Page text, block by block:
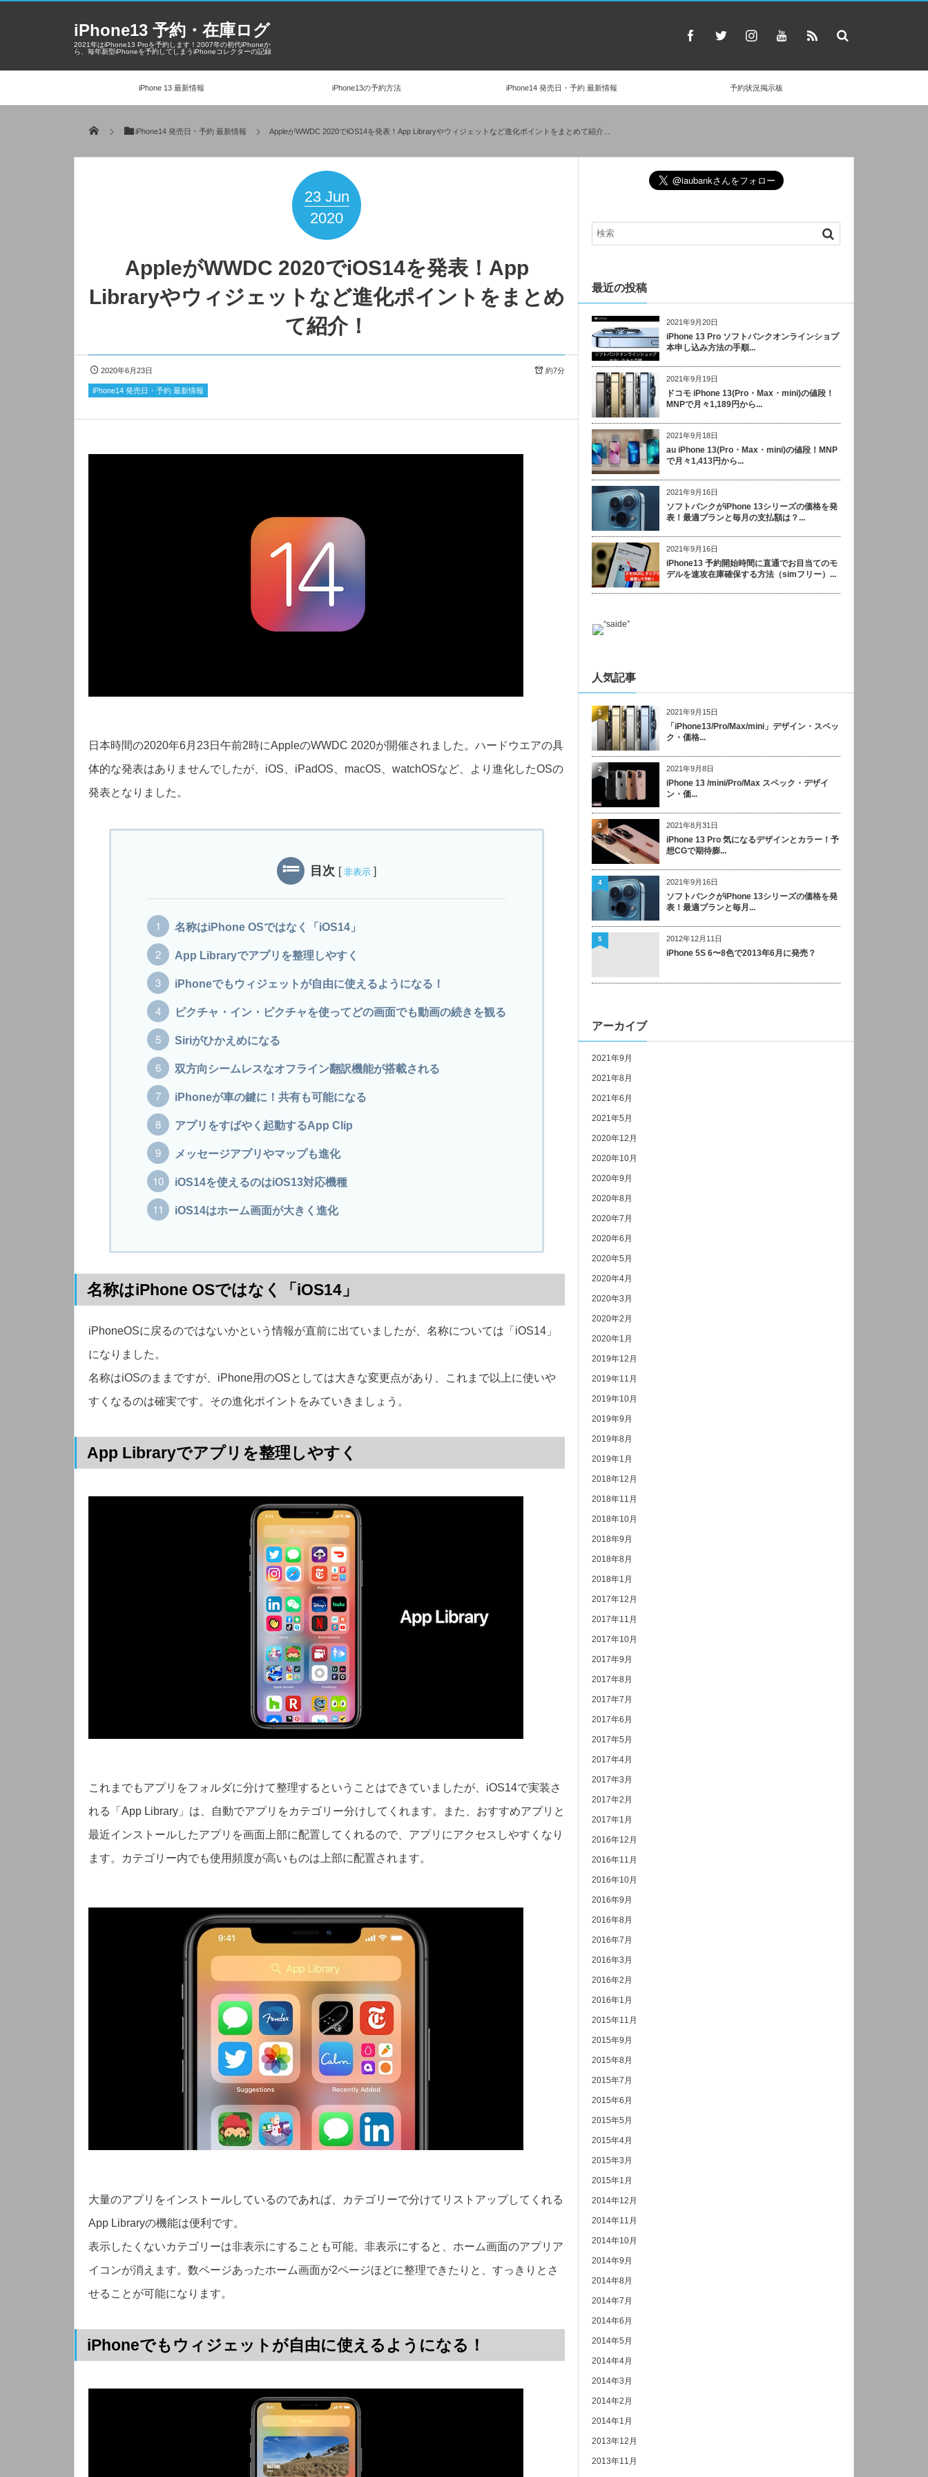
iPhone13 予約・在庫ログ
2021年はiPhone13 Proを予約します！2007年の初代iPhoneか
ら、毎年新型iPhoneを予約してしまうiPhoneコレクターの記録
iPhone 13 最新情報 iPhone13の予約方法 iPhone14 発売日・予約 最新情報 予約状況掲示板
iPhone14 発売日・予約 最新情報 AppleがWWDC 2020でiOS14を発表！App Libraryやウィジェットなど進化ポイントをまとめて紹介...
23 Jun
2020
AppleがWWDC 2020でiOS14を発表！App
Libraryやウィジェットなど進化ポイントをまとめ
て紹介！
2020年6月23日 約7分
iPhone14 発売日・予約 最新情報
日本時間の2020年6月23日午前2時にAppleのWWDC 2020が開催されました。ハードウエアの具
体的な発表はありませんでしたが、iOS、iPadOS、macOS、watchOSなど、より進化したOSの
発表となりました。
目次 [ 非表示 ]
名称はiPhone OSではなく「iOS14」
App Libraryでアプリを整理しやすく
iPhoneでもウィジェットが自由に使えるようになる！
ピクチャ・イン・ピクチャを使ってどの画面でも動画の続きを観る
Siriがひかえめになる
双方向シームレスなオフライン翻訳機能が搭載される
iPhoneが車の鍵に！共有も可能になる
アプリをすばやく起動するApp Clip
メッセージアプリやマップも進化
iOS14を使えるのはiOS13対応機種
iOS14はホーム画面が大きく進化
名称はiPhone OSではなく「iOS14」
iPhoneOSに戻るのではないかという情報が直前に出ていましたが、名称については「iOS14」
になりました。
名称はiOSのままですが、iPhone用のOSとしては大きな変更点があり、これまで以上に使いや
すくなるのは確実です。その進化ポイントをみていきましょう。
App Libraryでアプリを整理しやすく
これまでもアプリをフォルダに分けて整理するということはできていましたが、iOS14で実装さ
れる「App Library」は、自動でアプリをカテゴリー分けしてくれます。また、おすすめアプリと
最近インストールしたアプリを画面上部に配置してくれるので、アプリにアクセスしやすくなり
ます。カテゴリー内でも使用頻度が高いものは上部に配置されます。
大量のアプリをインストールしているのであれば、カテゴリーで分けてリストアップしてくれる
App Libraryの機能は便利です。
表示したくないカテゴリーは非表示にすることも可能。非表示にすると、ホーム画面のアプリア
イコンが消えます。数ページあったホーム画面が2ページほどに整理できたりと、すっきりとさ
せることが可能になります。
iPhoneでもウィジェットが自由に使えるようになる！
最近の投稿
2021年9月20日
iPhone 13 Pro ソフトバンクオンラインショプ
本申し込み方法の手順...
2021年9月19日
ドコモ iPhone 13(Pro・Max・mini)の値段！
MNPで月々1,189円から...
2021年9月18日
au iPhone 13(Pro・Max・mini)の値段！MNP
で月々1,413円から...
2021年9月16日
ソフトバンクがiPhone 13シリーズの価格を発
表！最適プランと毎月の支払額は？...
2021年9月16日
iPhone13 予約開始時間に直通でお目当てのモ
デルを速攻在庫確保する方法（simフリー）...
人気記事
2021年9月15日
「iPhone13/Pro/Max/mini」デザイン・スペッ
ク・価格...
1
2021年9月8日
iPhone 13 /mini/Pro/Max スペック・デザイ
ン・価...
2
2021年8月31日
iPhone 13 Pro 気になるデザインとカラー！予
想CGで期待膨...
3
2021年9月16日
ソフトバンクがiPhone 13シリーズの価格を発
表！最適プランと毎月...
4
2012年12月11日
iPhone 5S 6〜8色で2013年6月に発売？
5
アーカイブ
2021年9月
2021年8月
2021年6月
2021年5月
2020年12月
2020年10月
2020年9月
2020年8月
2020年7月
2020年6月
2020年5月
2020年4月
2020年3月
2020年2月
2020年1月
2019年12月
2019年11月
2019年10月
2019年9月
2019年8月
2019年1月
2018年12月
2018年11月
2018年10月
2018年9月
2018年8月
2018年1月
2017年12月
2017年11月
2017年10月
2017年9月
2017年8月
2017年7月
2017年6月
2017年5月
2017年4月
2017年3月
2017年2月
2017年1月
2016年12月
2016年11月
2016年10月
2016年9月
2016年8月
2016年7月
2016年3月
2016年2月
2016年1月
2015年11月
2015年9月
2015年8月
2015年7月
2015年6月
2015年5月
2015年4月
2015年3月
2015年1月
2014年12月
2014年11月
2014年10月
2014年9月
2014年8月
2014年7月
2014年6月
2014年5月
2014年4月
2014年3月
2014年2月
2014年1月
2013年12月
2013年11月